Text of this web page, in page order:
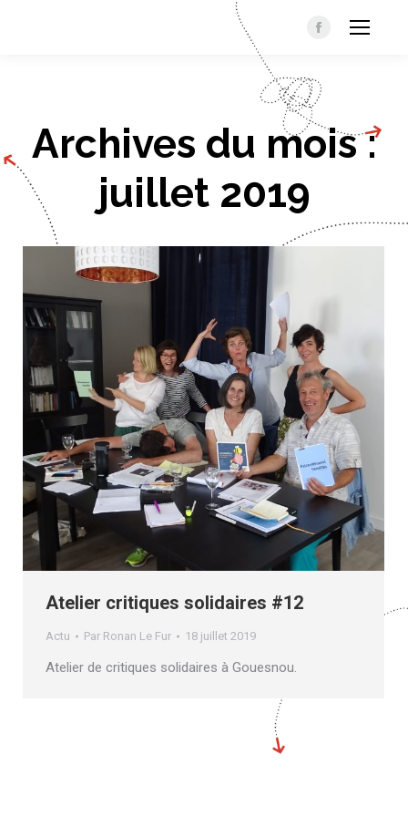
Facebook
Archives du mois :
juillet 2019
Atelier critiques solidaires #12
Actu Par Ronan Le Fur 18 juillet 2019
Atelier de critiques solidaires à Gouesnou.